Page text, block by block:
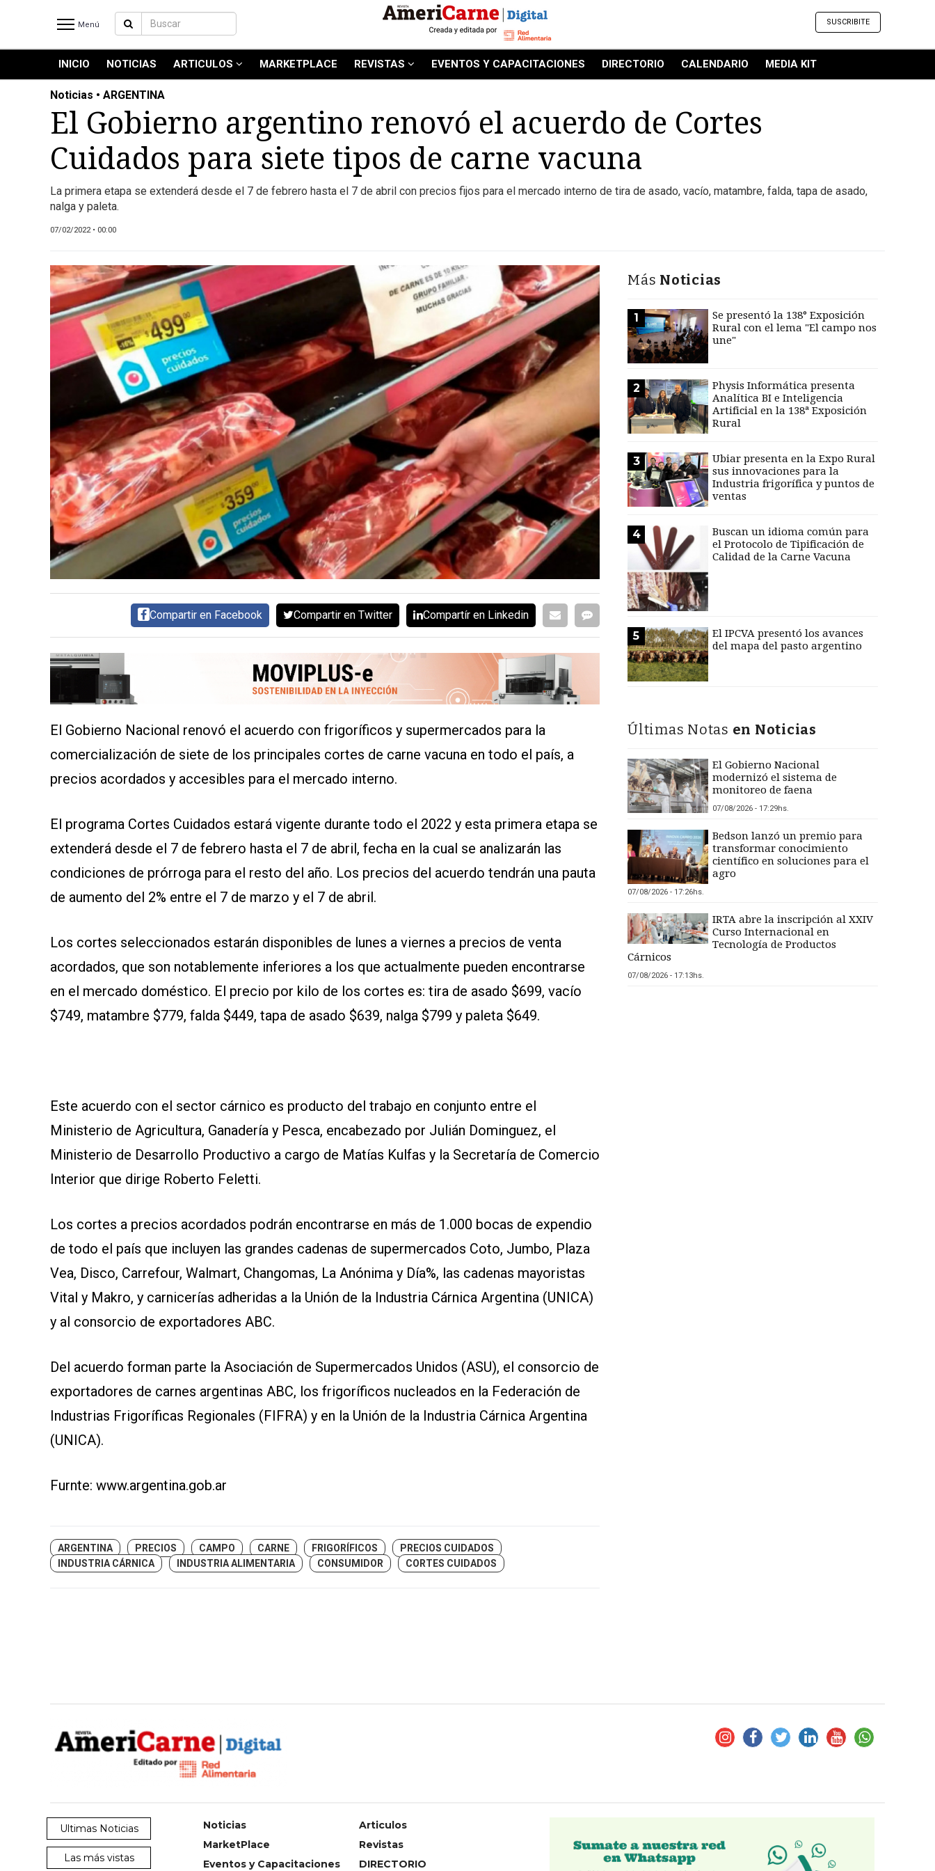
NOTICIAS RECIENTES
NOTICIAS
ARTICULOS
PRODUCCIÓN
PRODUCTO
NUEVOS PRODUCTOS
MARKETPLACE
REVISTAS
CATÁLOGO DE CORTES DE
CARNE VACUNA
CAPACITACIONES
MEDIA KIT
TEMAS DESTACADOS
CARNE
FRIGORIFICO
VACAS
INVESTIGACIÓN
AGRO
CONCURSO
PREMIO
SERVICIOS
CONTÁCTENOS
POLÍTICAS
PRIVACIDAD
Menú SUSCRIBITE
INICIO NOTICIAS ARTICULOS MARKETPLACE REVISTAS EVENTOS Y CAPACITACIONES DIRECTORIO CALENDARIO MEDIA KIT
Noticias • ARGENTINA
El Gobierno argentino renovó el acuerdo de Cortes
Cuidados para siete tipos de carne vacuna
La primera etapa se extenderá desde el 7 de febrero hasta el 7 de abril con precios fijos para el mercado interno de tira de asado, vacío, matambre, falda, tapa de asado,
nalga y paleta.
07/02/2022 • 00:00
Compartir en Facebook Compartir en Twitter Compartír en Linkedin
El Gobierno Nacional renovó el acuerdo con frigoríficos y supermercados para la
comercialización de siete de los principales cortes de carne vacuna en todo el país, a
precios acordados y accesibles para el mercado interno.
El programa Cortes Cuidados estará vigente durante todo el 2022 y esta primera etapa se
extenderá desde el 7 de febrero hasta el 7 de abril, fecha en la cual se analizarán las
condiciones de prórroga para el resto del año. Los precios del acuerdo tendrán una pauta
de aumento del 2% entre el 7 de marzo y el 7 de abril.
Los cortes seleccionados estarán disponibles de lunes a viernes a precios de venta
acordados, que son notablemente inferiores a los que actualmente pueden encontrarse
en el mercado doméstico. El precio por kilo de los cortes es: tira de asado $699, vacío
$749, matambre $779, falda $449, tapa de asado $639, nalga $799 y paleta $649.
Este acuerdo con el sector cárnico es producto del trabajo en conjunto entre el
Ministerio de Agricultura, Ganadería y Pesca, encabezado por Julián Dominguez, el
Ministerio de Desarrollo Productivo a cargo de Matías Kulfas y la Secretaría de Comercio
Interior que dirige Roberto Feletti.
Los cortes a precios acordados podrán encontrarse en más de 1.000 bocas de expendio
de todo el país que incluyen las grandes cadenas de supermercados Coto, Jumbo, Plaza
Vea, Disco, Carrefour, Walmart, Changomas, La Anónima y Día%, las cadenas mayoristas
Vital y Makro, y carnicerías adheridas a la Unión de la Industria Cárnica Argentina (UNICA)
y al consorcio de exportadores ABC.
Del acuerdo forman parte la Asociación de Supermercados Unidos (ASU), el consorcio de
exportadores de carnes argentinas ABC, los frigoríficos nucleados en la Federación de
Industrias Frigoríficas Regionales (FIFRA) y en la Unión de la Industria Cárnica Argentina
(UNICA).
Furnte: www.argentina.gob.ar
ARGENTINA PRECIOS CAMPO CARNE FRIGORÍFICOS
PRECIOS CUIDADOS
INDUSTRIA CÁRNICA
INDUSTRIA ALIMENTARIA CONSUMIDOR CORTES CUIDADOS
Más Noticias
1
Se presentó la 138° Exposición
Rural con el lema "El campo nos
une"
2
Physis Informática presenta
Analítica BI e Inteligencia
Artificial en la 138ª Exposición
Rural
3
Ubiar presenta en la Expo Rural
sus innovaciones para la
Industria frigorífica y puntos de
ventas
4
Buscan un idioma común para
el Protocolo de Tipificación de
Calidad de la Carne Vacuna
5
El IPCVA presentó los avances
del mapa del pasto argentino
Últimas Notas en Noticias
El Gobierno Nacional
modernizó el sistema de
monitoreo de faena
07/08/2026 - 17:29hs.
Bedson lanzó un premio para
transformar conocimiento
científico en soluciones para el
agro
07/08/2026 - 17:26hs.
IRTA abre la inscripción al XXIV
Curso Internacional en
Tecnología de Productos
Cárnicos
07/08/2026 - 17:13hs.
Ultimas Noticias
Las más vistas
Noticias
Articulos
MarketPlace
Revistas
Eventos y Capacitaciones
DIRECTORIO